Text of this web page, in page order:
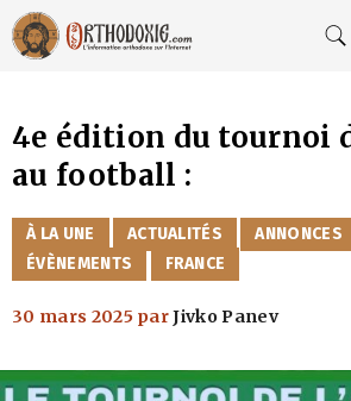
Aller
au
contenu
4e édition du tournoi
au football :
CATÉGORIES
À LA UNE ACTUALITÉS ANNONCES
ÉVÈNEMENTS
FRANCE
30 mars 2025 parJivko Panev